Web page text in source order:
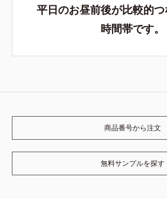
平日のお昼前後が比較的
時間帯です。
商品番号から注文
無料サンプルを探す